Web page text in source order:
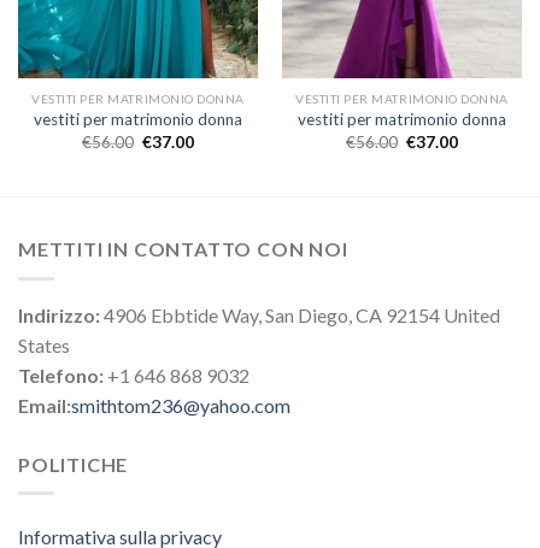
VESTITI PER MATRIMONIO DONNA
vestiti per matrimonio donna
€56.00 €37.00
VESTITI PER MATRIMONIO DONNA
vestiti per matrimonio donna
€56.00 €37.00
METTITI IN CONTATTO CON NOI
Indirizzo:4906 Ebbtide Way, San Diego, CA 92154 United
States
Telefono: +1 646 868 9032
Email:smithtom236@yahoo.com
POLITICHE
Informativa sulla privacy